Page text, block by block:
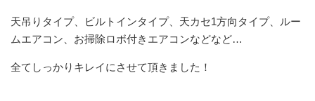
天吊りタイプ、ビルトインタイプ、天カセ1方向タイプ、ルー
ムエアコン、お掃除ロボ付きエアコンなどなど…
全てしっかりキレイにさせて頂きました！